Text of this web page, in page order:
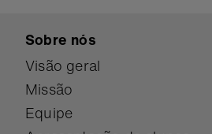
Sobre nós
Visão geral
Missão
Equipe